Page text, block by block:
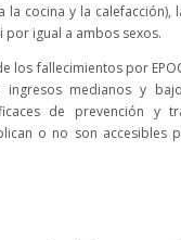
la cocina y la calefacción),
por igual a ambos sexos.
los fallecimientos por
ingresos medianos y
de prevención y
o no son accesibles